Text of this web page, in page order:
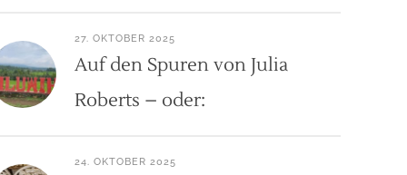
27. OKTOBER 2025
Auf den Spuren von Julia
Roberts – oder:
24. OKTOBER 2025